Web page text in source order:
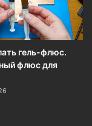
гель-флюс.
флюс для